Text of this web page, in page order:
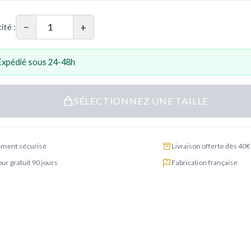
: − +
sous 24-48h
SÉLECTIONNEZ UNE TAILLE
sécurisé
Livraison offerte dès 40€
gratuit 90 jours
Fabrication française